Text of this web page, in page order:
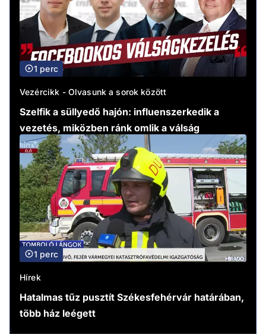
1 perc
Vezércikk - Olvasunk a sorok között
Szelfik a süllyedő hajón: influenszerkedik a
vezetés, miközben ránk omlik a válság
1 perc
Hírek
Hatalmas tűz pusztít Székesfehérvár határában,
több ház leégett